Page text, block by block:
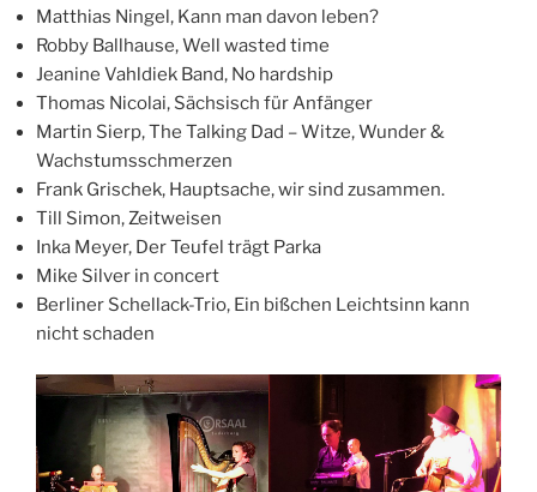
Matthias Ningel, Kann man davon leben?
Robby Ballhause, Well wasted time
Jeanine Vahldiek Band, No hardship
Thomas Nicolai, Sächsisch für Anfänger
Martin Sierp, The Talking Dad – Witze, Wunder &
Wachstumsschmerzen
Frank Grischek, Hauptsache, wir sind zusammen.
Till Simon, Zeitweisen
Inka Meyer, Der Teufel trägt Parka
Mike Silver in concert
Berliner Schellack-Trio, Ein bißchen Leichtsinn kann
nicht schaden